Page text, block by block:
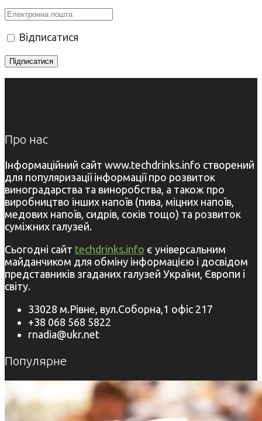
Відписатися
Про нас
Інформаційний сайт www.techdrinks.info створений
для популяризації інформації про розвиток
виноградарства та виноробства, а також про
виробництво інших напоїв (пива, міцних напоїв,
медових напоїв, сидрів, соків тощо) та розвиток
суміжних галузей.
Сьогодні сайт techdrinks.info є універсальним
майданчиком для обміну інформацією і досвідом
представників згаданих галузей України, Європи і
світу.
33028 м.Рівне, вул.Соборна,1 офіс 217
+38 068 568 5822
rnadia@ukr.net
Популярне